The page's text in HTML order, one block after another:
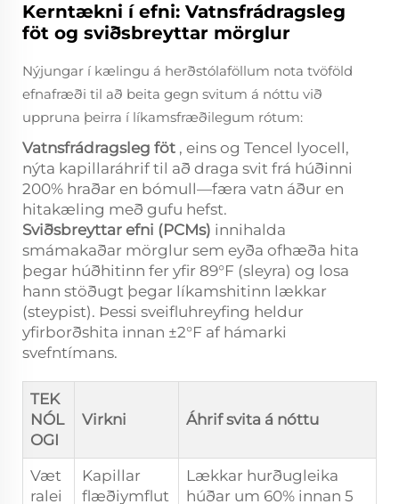
Kerntækni í efni: Vatnsfrádragsleg
föt og sviðsbreyttar mörglur
Nýjungar í kælingu á herðstólaföllum nota tvöföld
efnafræði til að beita gegn svitum á nóttu við
uppruna þeirra í líkamsfræðilegum rótum:
Vatnsfrádragsleg föt , eins og Tencel lyocell,
nýta kapillaráhrif til að draga svit frá húðinni
200% hraðar en bómull—færa vatn áður en
hitakæling með gufu hefst.
Sviðsbreyttar efni (PCMs) innihalda
smámakaðar mörglur sem eyða ofhæða hita
þegar húðhitinn fer yfir 89°F (sleyra) og losa
hann stöðugt þegar líkamshitinn lækkar
(steypist). Þessi sveifluhreyfing heldur
yfirborðshita innan ±2°F af hámarki
svefntímans.
TEK
NÓL
OGI
Virkni Áhrif svita á nóttu
Væt
ralei
Kapillar
flæðiymflut
Lækkar hurðugleika
húðar um 60% innan 5